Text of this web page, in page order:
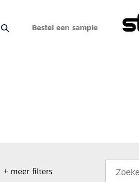
Bestel een sample
+ meer filters